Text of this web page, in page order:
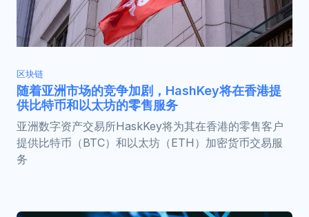
区块链
随着亚洲市场的竞争加剧，HashKey将在香港提
供比特币和以太坊的零售服务
亚洲数字资产交易所HaskKey将为其在香港的零售客户
提供比特币（BTC）和以太坊（ETH）加密货币交易服
务